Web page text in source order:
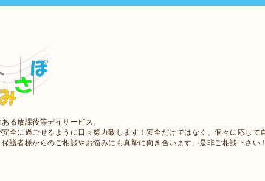
る放課後等デイサービス。
全に過ごせるように日々努力致します！安全だけではなく、個々に応じて
護者様からのご相談やお悩みにも真摯に向き合います。是非ご相談下さい！